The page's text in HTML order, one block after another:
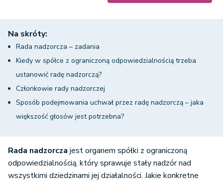
Na skróty:
Rada nadzorcza – zadania
Kiedy w spółce z ograniczoną odpowiedzialnością trzeba
ustanowić radę nadzorczą?
Członkowie rady nadzorczej
Sposób podejmowania uchwał przez radę nadzorczą – jaka
większość głosów jest potrzebna?
Rada nadzorcza jest organem spółki z ograniczoną
odpowiedzialnością, który sprawuje stały nadzór nad
wszystkimi dziedzinami jej działalności. Jakie konkretne